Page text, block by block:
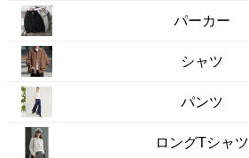
パーカー
シャツ
パンツ
ロングTシャツ